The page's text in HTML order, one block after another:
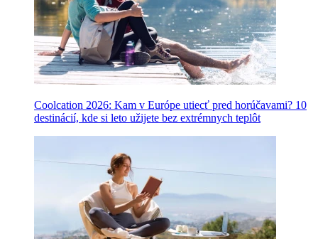
Coolcation 2026: Kam v Európe utiecť pred horúčavami? 10
destinácií, kde si leto užijete bez extrémnych teplôt